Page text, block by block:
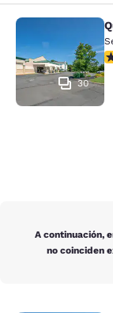
Quality
30
A continuación,
no coinciden